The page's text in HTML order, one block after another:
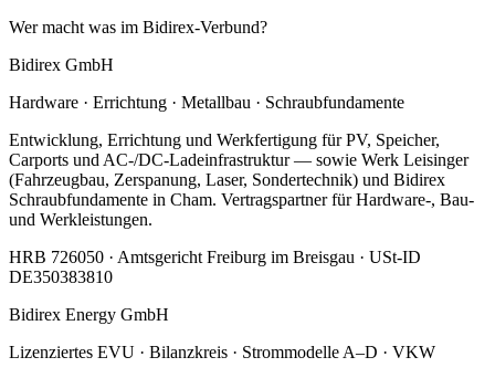
Wer macht was im Bidirex-Verbund?
Bidirex GmbH
Hardware · Errichtung · Metallbau · Schraubfundamente
Entwicklung, Errichtung und Werkfertigung für PV, Speicher,
Carports und AC-/DC-Ladeinfrastruktur — sowie Werk Leisinger
(Fahrzeugbau, Zerspanung, Laser, Sondertechnik) und Bidirex
Schraubfundamente in Cham. Vertragspartner für Hardware-, Bau-
und Werkleistungen.
HRB 726050 · Amtsgericht Freiburg im Breisgau · USt-ID
DE350383810
Bidirex Energy GmbH
Lizenziertes EVU · Bilanzkreis · Strommodelle A–D · VKW